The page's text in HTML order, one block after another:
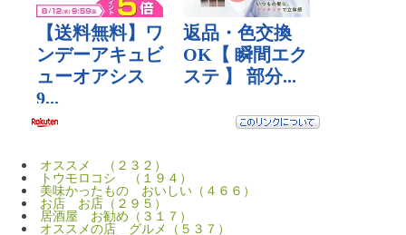
オススメ （２３２）
トウモロコシ （１９４）
美味かったもの おいしい（４６６）
お店 お店（２９５）
居酒屋 お勧め（３１７）
オススメの店 グルメ（５３７）